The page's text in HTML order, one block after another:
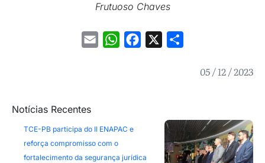
Frutuoso Chaves
Email WhatsAppFacebook
05 / 12 / 2023
Notícias Recentes
TCE-PB participa do II ENAPAC e
reforça compromisso com o
fortalecimento da segurança jurídica